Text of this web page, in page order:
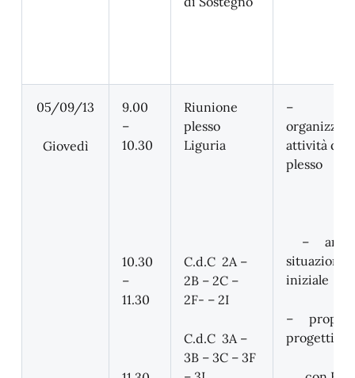
05/09/13
Giovedì
9.00
–
10.30
10.30
–
11.30
Riunione
plesso
Liguria
C.d.C 2A –
2B – 2C –
2F- – 2I
C.d.C 3A –
3B – 3C – 3F
–
attività di
plesso
–
situazione
iniziale
–
progetti